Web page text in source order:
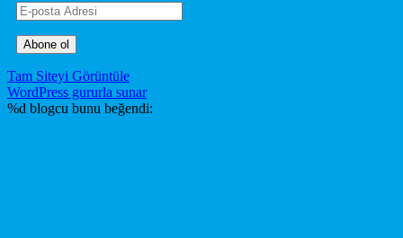
E-
posta
Adresi
Tam Siteyi Görüntüle
WordPress gururla sunar
%d blogcu bunu beğendi: